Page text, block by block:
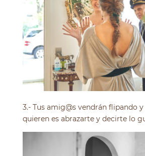
3.- Tus amig@s vendrán flipando
quieren es abrazarte y decirte lo